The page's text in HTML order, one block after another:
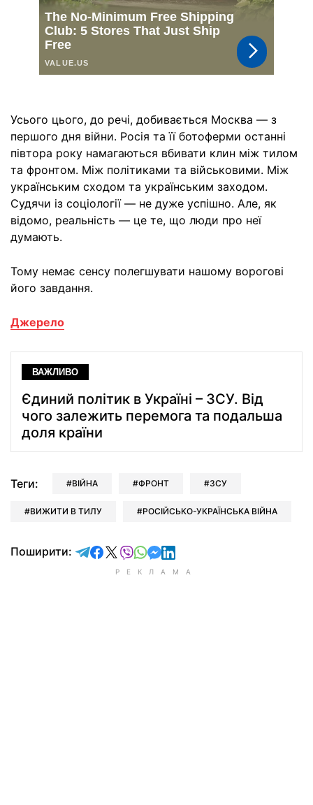
Усього цього, до речі, добивається Москва — з
першого дня війни. Росія та її ботоферми останні
півтора року намагаються вбивати клин між тилом
та фронтом. Між політиками та військовими. Між
українським сходом та українським заходом.
Судячи із соціології — не дуже успішно. Але, як
відомо, реальність — це те, що люди про неї
думають.
Тому немає сенсу полегшувати нашому ворогові
його завдання.
Джерело
ВАЖЛИВО
Єдиний політик в Україні – ЗСУ. Від
чого залежить перемога та подальша
доля країни
Теги: ВІЙНА ФРОНТ ЗСУ
ВИЖИТИ В ТИЛУ РОСІЙСЬКО-УКРАЇНСЬКА ВІЙНА
Поширити: відправити у Telegram
поділитись у Facebook
поділитись у X
відправити у Viber
відправити у Whatsapp
відправити у Messenger
відправити у LinkedIn